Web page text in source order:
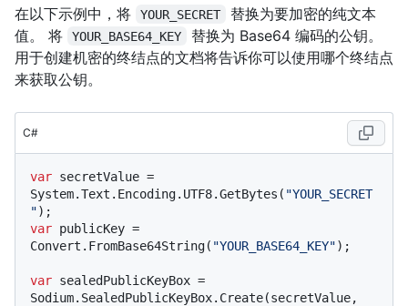
在以下示例中，将
YOUR_SECRET
替换为要加密的纯文本
值。 将
YOUR_BASE64_KEY
替换为 Base64 编码的公钥。
用于创建机密的终结点的文档将告诉你可以使用哪个终结点
来获取公钥。
C#
var secretValue =
System.Text.Encoding.UTF8.GetBytes( "YOUR_SECRET
"
var publicKey =
Convert.FromBase64String( "YOUR_BASE64_KEY");
var sealedPublicKeyBox =
Sodium.SealedPublicKeyBox.Create(secretValue,